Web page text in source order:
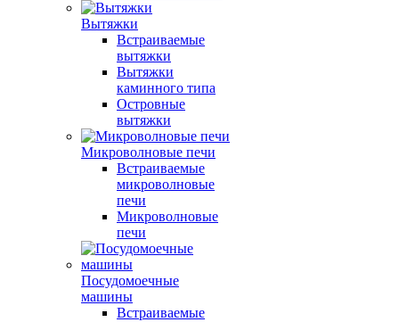
Вытяжки
Встраиваемые
вытяжки
Вытяжки
каминного типа
Островные
вытяжки
Микроволновые печи
Встраиваемые
микроволновые
печи
Микроволновые
печи
Посудомоечные
машины
Встраиваемые